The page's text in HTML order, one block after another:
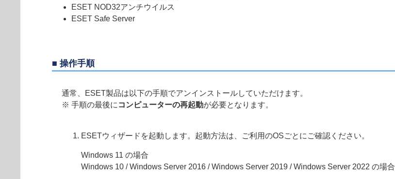
ESET NOD32アンチウイルス
ESET Safe Server
■ 操作手順
通常、ESET製品は以下の手順でアンインストールしていただけます。
※ 手順の最後に コンピューターの再起動が必要となります。
ESETウィザードを起動します。起動方法は、ご利用のOSごとにご確認ください。
Windows 11 の場合
Windows 10 / Windows Server 2016 / Windows Server 2019 / Windows Server 2022 の場合